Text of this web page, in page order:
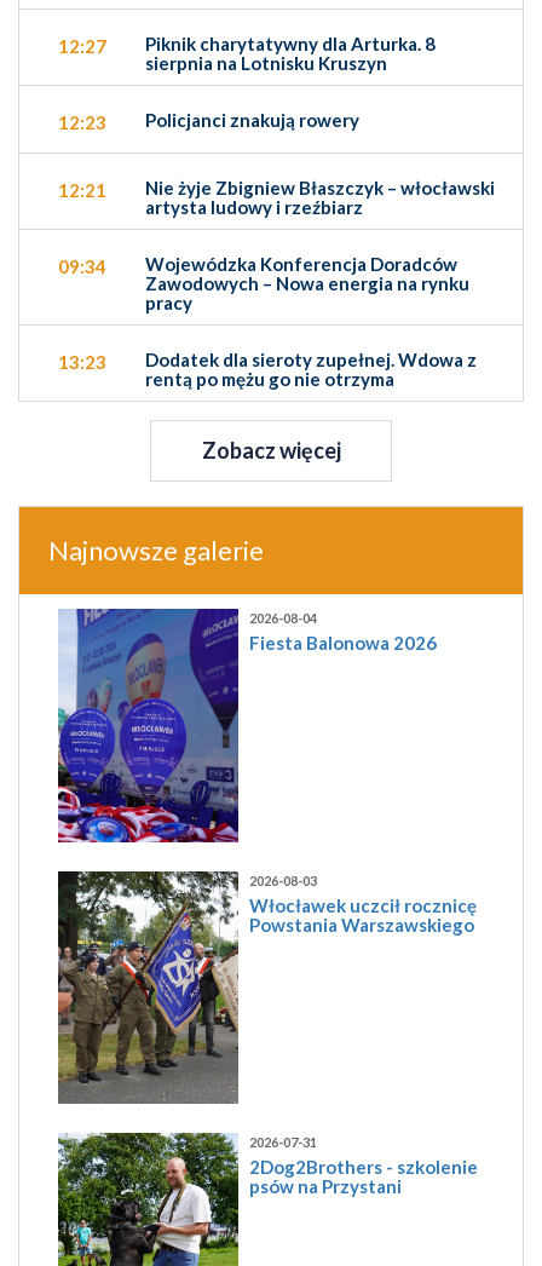
12:27
Piknik charytatywny dla Arturka. 8
sierpnia na Lotnisku Kruszyn
12:23 Policjanci znakują rowery
12:21
Nie żyje Zbigniew Błaszczyk – włocławski
artysta ludowy i rzeźbiarz
09:34
Wojewódzka Konferencja Doradców
Zawodowych – Nowa energia na rynku
pracy
13:23
Dodatek dla sieroty zupełnej. Wdowa z
rentą po mężu go nie otrzyma
Zobacz więcej
Najnowsze galerie
2026-08-04
Fiesta Balonowa 2026
2026-08-03
Włocławek uczcił rocznicę
Powstania Warszawskiego
2026-07-31
2Dog2Brothers - szkolenie
psów na Przystani